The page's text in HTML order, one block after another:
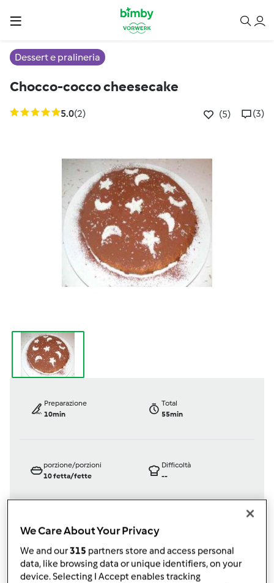
Dessert e pralineria
Chocco-cocco cheesecake
5.0(2) (5) (3)
Preparazione
10min
Total
55min
porzione/porzioni
10fetta/fette
Difficoltà
--
Bimby ® TM 31
daOspite
published: 25-06-2011
modificata: 11-12-2012
We Care About Your Privacy
We and our315 partners store and access personal
data, like browsing data or unique identifiers, on your
device. Selecting I Accept enables tracking